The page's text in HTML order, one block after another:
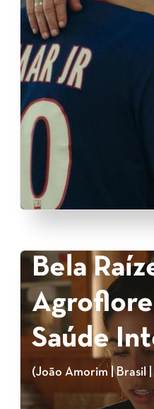
Bela
Saúde
(João Amorim | Brasil |